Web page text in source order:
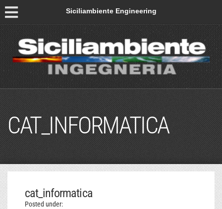
Siciliambiente Engineering
CAT_INFORMATICA
cat_informatica
Posted under: